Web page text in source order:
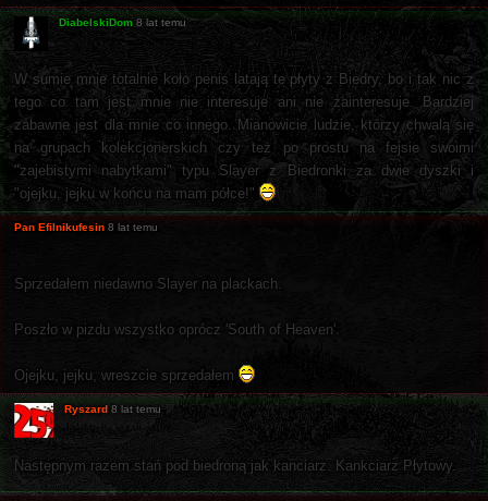
DiabelskiDom 8 lat temu
W sumie mnie totalnie koło penis latają te płyty z Biedry, bo i tak nic z
tego co tam jest mnie nie interesuje ani nie zainteresuje. Bardziej
zabawne jest dla mnie co innego. Mianowicie ludzie, którzy chwalą się
na grupach kolekcjonerskich czy też po prostu na fejsie swoimi
"zajebistymi nabytkami" typu Slayer z Biedronki za dwie dyszki i
"ojejku, jejku w końcu na mam półce!"
Pan Efilnikufesin 8 lat temu
Sprzedałem niedawno Slayer na plackach.
Poszło w pizdu wszystko oprócz 'South of Heaven'.
Ojejku, jejku, wreszcie sprzedałem
Ryszard 8 lat temu
Następnym razem stań pod biedroną jak kanciarz. Kankciarz Płytowy.